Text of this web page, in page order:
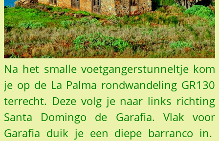
Na het smalle voetgangerstunneltje kom
je op de La Palma rondwandeling GR130
terrecht. Deze volg je naar links richting
Santa Domingo de Garafia. Vlak voor
Garafia duik je een diepe barranco in.